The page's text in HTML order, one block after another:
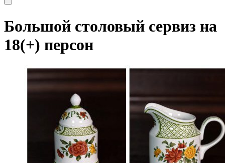
Большой столовый сервиз на
18(+) персон